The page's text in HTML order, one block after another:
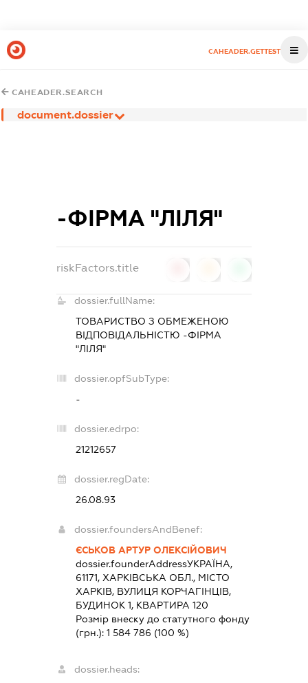
CAHEADER.GETTEST
CAHEADER.SEARCH
document.dossier
-ФІРМА "ЛІЛЯ"
riskFactors.title
dossier.fullName:
ТОВАРИСТВО З ОБМЕЖЕНОЮ
ВІДПОВІДАЛЬНІСТЮ -ФІРМА
"ЛІЛЯ"
dossier.opfSubType:
-
dossier.edrpo:
21212657
dossier.regDate:
26.08.93
dossier.foundersAndBenef:
ЄСЬКОВ АРТУР ОЛЕКСІЙОВИЧ
dossier.founderAddressУКРАЇНА,
61171, ХАРКІВСЬКА ОБЛ., МІСТО
ХАРКІВ, ВУЛИЦЯ КОРЧАГІНЦІВ,
БУДИНОК 1, КВАРТИРА 120
Розмір внеску до статутного фонду
(грн.):1 584 786 (100 %)
dossier.heads: